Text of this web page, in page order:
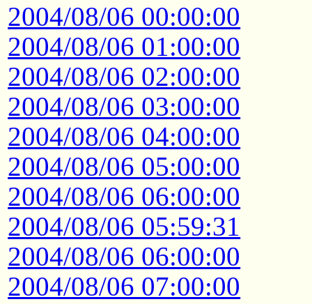
2004/08/06 00:00:00
2004/08/06 01:00:00
2004/08/06 02:00:00
2004/08/06 03:00:00
2004/08/06 04:00:00
2004/08/06 05:00:00
2004/08/06 06:00:00
2004/08/06 05:59:31
2004/08/06 06:00:00
2004/08/06 07:00:00